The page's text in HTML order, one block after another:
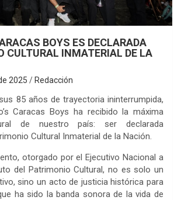
BOYS ES DECLARADA
CULTURAL INMATERIAL DE LA
2025 Redacción
85 años de trayectoria ininterrumpida,
Caracas Boys ha recibido la máxima
de nuestro país: ser declarada
Cultural Inmaterial de la Nación.
otorgado por el Ejecutivo Nacional a
del Patrimonio Cultural, no es solo un
sino un acto de justicia histórica para
ha sido la banda sonora de la vida de